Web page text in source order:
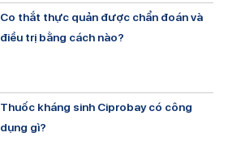
Co thắt thực quản được chẩn đoán và
điều trị bằng cách nào?
Thuốc kháng sinh Ciprobay có công
dụng gì?